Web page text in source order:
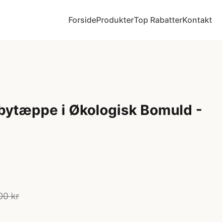
ForsideProdukterTop RabatterKontakt
i Økologisk Bomuld -
kr